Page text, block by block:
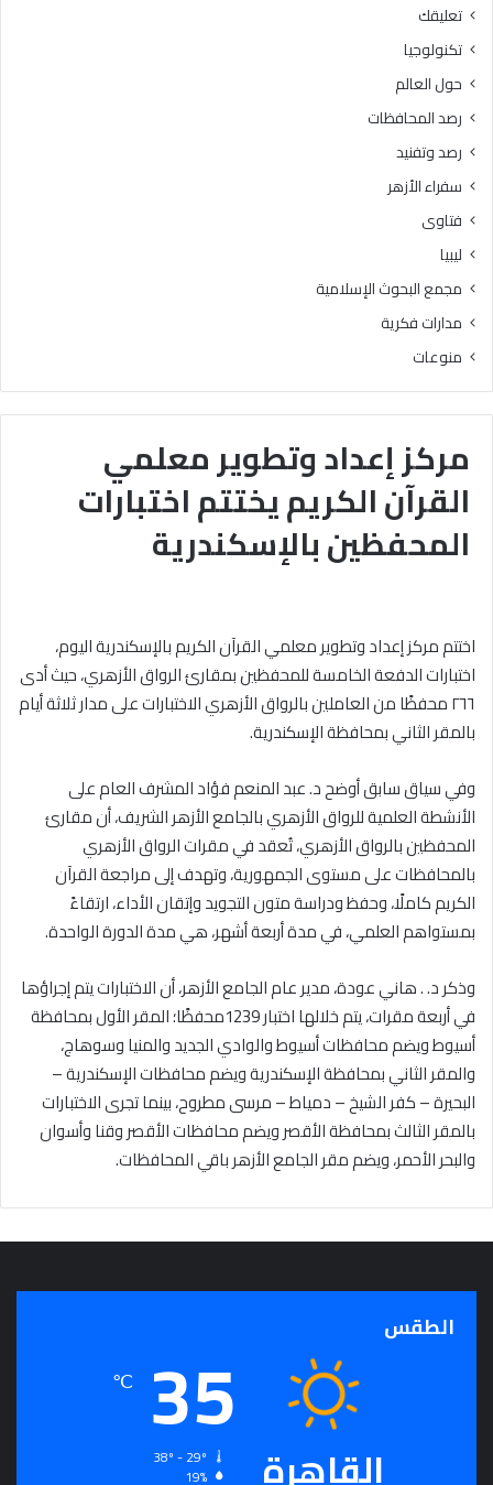
مركز إعداد وتطوير معلمي
القرآن الكريم يختتم اختبارات
المحفظين بالإسكندرية
اختتم مركز إعداد وتطوير معلمي القرآن الكريم بالإسكندرية اليوم،
اختبارات الدفعة الخامسة للمحفظين بمقارئ الرواق الأزهري، حيث أدى
٢٦٦ محفظًا من العاملين بالرواق الأزهري الاختبارات على مدار ثلاثة أيام
بالمقر الثاني بمحافظة الإسكندرية.
وفي سياق سابق أوضح د. عبد المنعم فؤاد المشرف العام على
الأنشطة العلمية للرواق الأزهري بالجامع الأزهر الشريف، أن مقارئ
المحفظين بالرواق الأزهري، تُعقد في مقرات الرواق الأزهري
بالمحافظات على مستوى الجمهورية، وتهدف إلى مراجعة القرآن
الكريم كاملًا، وحفظ ودراسة متون التجويد وإتقان الأداء، ارتقاءً
بمستواهم العلمي، في مدة أربعة أشهر، هي مدة الدورة الواحدة.
وذكر د. . هاني عودة، مدير عام الجامع الأزهر، أن الاختبارات يتم إجراؤها
في أربعة مقرات، يتم خلالها اختبار 1239محفظًا؛ المقر الأول بمحافظة
أسيوط ويضم محافظات أسيوط والوادي الجديد والمنيا وسوهاج،
والمقر الثاني بمحافظة الإسكندرية ويضم محافظات الإسكندرية –
البحيرة – كفر الشيخ – دمياط – مرسى مطروح، بينما تجرى الاختبارات
بالمقر الثالث بمحافظة الأقصر ويضم محافظات الأقصر وقنا وأسوان
والبحر الأحمر، ويضم مقر الجامع الأزهر باقي المحافظات.
تعليقك
تكنولوجيا
حول العالم
رصد المحافظات
رصد وتفنيد
سفراء الأزهر
فتاوى
ليبيا
مجمع البحوث الإسلامية
مدارات فكرية
منوعات
الطقس
القاهرة
35
℃
19%